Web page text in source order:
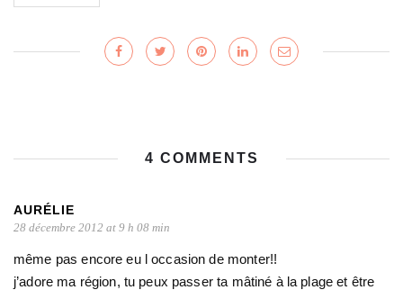
4 COMMENTS
AURÉLIE
28 décembre 2012 at 9 h 08 min
même pas encore eu l occasion de monter!!
j’adore ma région, tu peux passer ta mâtiné à la plage et être